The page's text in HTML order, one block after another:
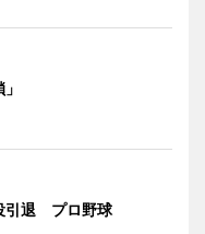
」
引退 プロ野球